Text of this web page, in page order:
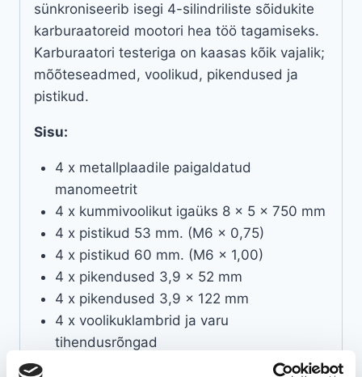
sünkroniseerib isegi 4-silindriliste sõidukite
karburaatoreid mootori hea töö tagamiseks.
Karburaatori testeriga on kaasas kõik vajalik;
mõõteseadmed, voolikud, pikendused ja
pistikud.
Sisu:
4 x metallplaadile paigaldatud
manomeetrit
4 x kummivoolikut igaüks 8 x 5 x 750 mm
4 x pistikud 53 mm. (M6 x 0,75)
4 x pistikud 60 mm. (M6 x 1,00)
4 x pikendused 3,9 x 52 mm
4 x pikendused 3,9 x 122 mm
4 x voolikuklambrid ja varu
tihendusrõngad